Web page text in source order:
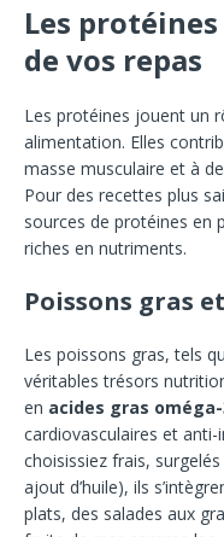
Les
de vos repas
Les protéines jouent un
alimentation. Elles
masse musculaire et à
Pour des recettes plus
sources de protéines en
riches en nutriments.
Poissons gras
Les poissons gras, tels
véritables trésors
en acides gras
cardiovasculaires et
choisissiez frais,
ajout d’huile), ils
plats, des salades aux